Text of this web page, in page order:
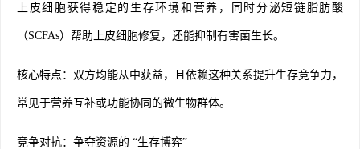
上皮细胞获得稳定的生存环境和营养，同时分泌短链脂肪酸
（SCFAs）帮助上皮细胞修复，还能抑制有害菌生长。
核心特点：双方均能从中获益，且依赖这种关系提升生存竞争力，
常见于营养互补或功能协同的微生物群体。
竞争对抗：争夺资源的 “生存博弈”